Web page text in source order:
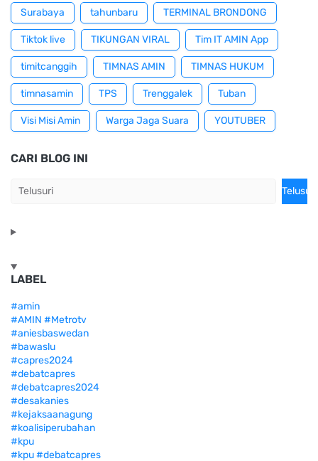
Surabaya tahunbaru TERMINAL BRONDONG
Tiktok live TIKUNGAN VIRAL Tim IT AMIN App
timitcanggih TIMNAS AMIN TIMNAS HUKUM
timnasamin TPS Trenggalek Tuban
Visi Misi Amin Warga Jaga Suara YOUTUBER
CARI BLOG INI
LABEL
#amin
#AMIN #Metrotv
#aniesbaswedan
#bawaslu
#capres2024
#debatcapres
#debatcapres2024
#desakanies
#kejaksaanagung
#koalisiperubahan
#kpu
#kpu #debatcapres